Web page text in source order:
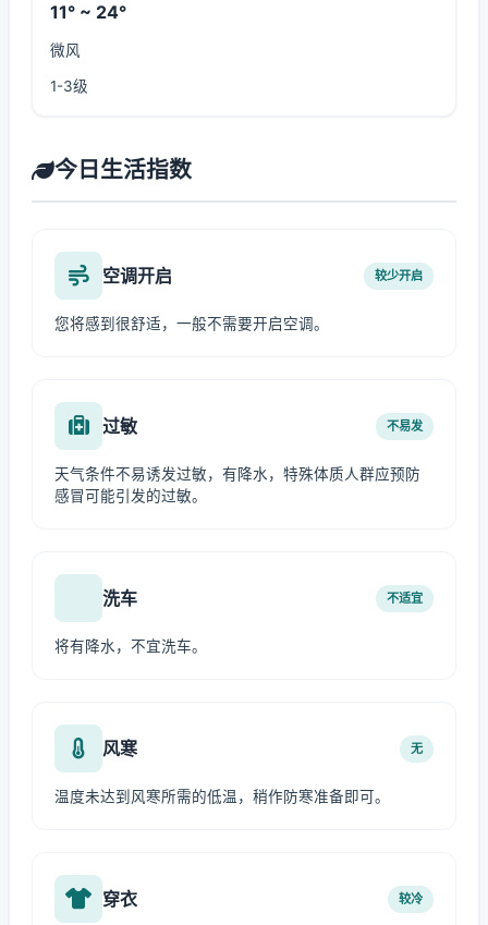
11° ~ 24°
微风
1-3级
今日生活指数
空调开启 较少开启
您将感到很舒适，一般不需要开启空调。
过敏 不易发
天气条件不易诱发过敏，有降水，特殊体质人群应预防
感冒可能引发的过敏。
洗车 不适宜
将有降水，不宜洗车。
风寒 无
温度未达到风寒所需的低温，稍作防寒准备即可。
穿衣 较冷